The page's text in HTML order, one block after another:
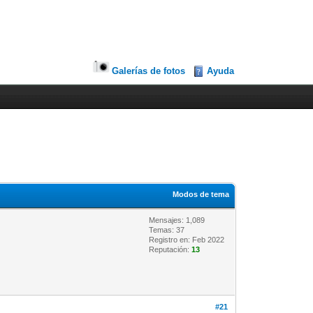
Galerías de fotos Ayuda
Modos de tema
Mensajes: 1,089
Temas: 37
Registro en: Feb 2022
Reputación:13
#21